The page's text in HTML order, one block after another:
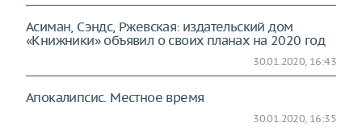
Асиман, Сэндс, Ржевская: издательский дом
«Книжники» объявил о своих планах на 2020 год
30.01.2020, 16:43
Апокалипсис. Местное время
30.01.2020, 16:35